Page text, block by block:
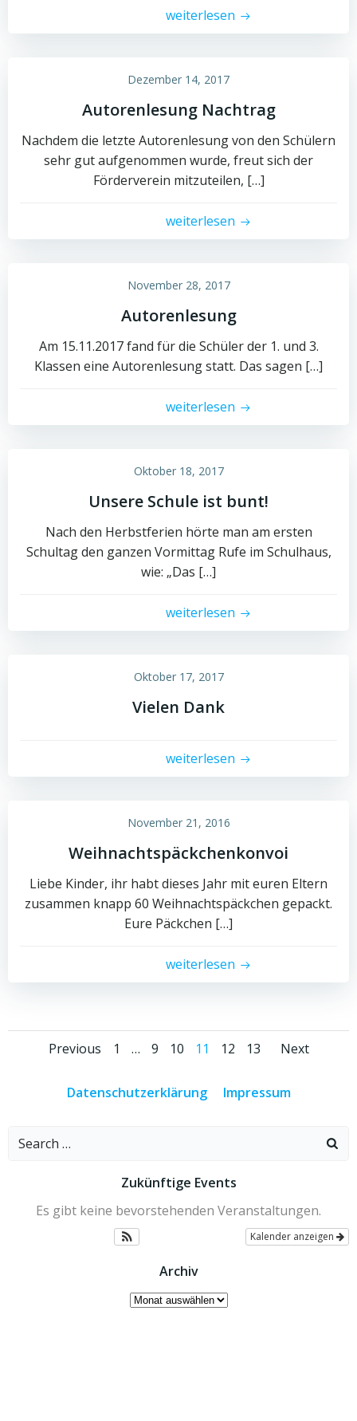
weiterlesen
Dezember 14, 2017
Autorenlesung Nachtrag
Nachdem die letzte Autorenlesung von den Schülern
sehr gut aufgenommen wurde, freut sich der
Förderverein mitzuteilen, […]
weiterlesen
November 28, 2017
Autorenlesung
Am 15.11.2017 fand für die Schüler der 1. und 3.
Klassen eine Autorenlesung statt. Das sagen […]
weiterlesen
Oktober 18, 2017
Unsere Schule ist bunt!
Nach den Herbstferien hörte man am ersten
Schultag den ganzen Vormittag Rufe im Schulhaus,
wie: „Das […]
weiterlesen
Oktober 17, 2017
Vielen Dank
weiterlesen
November 21, 2016
Weihnachtspäckchenkonvoi
Liebe Kinder, ihr habt dieses Jahr mit euren Eltern
zusammen knapp 60 Weihnachtspäckchen gepackt.
Eure Päckchen […]
weiterlesen
Posts
navigation
Previous
Posts
navigation
Page
1 … Page
9 Page
10 Page
11 Page
12 Page
13 Next
Datenschutzerklärung Impressum
Search
Zukünftige Events
Es gibt keine bevorstehenden Veranstaltungen.
Kalender anzeigen
Archiv
Archiv